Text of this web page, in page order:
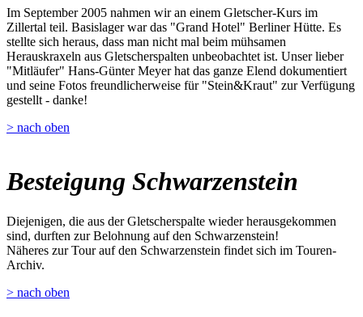
Im September 2005 nahmen wir an einem Gletscher-Kurs im
Zillertal teil. Basislager war das "Grand Hotel" Berliner Hütte. Es
stellte sich heraus, dass man nicht mal beim mühsamen
Herauskraxeln aus Gletscherspalten unbeobachtet ist. Unser lieber
"Mitläufer" Hans-Günter Meyer hat das ganze Elend dokumentiert
und seine Fotos freundlicherweise für "Stein&Kraut" zur Verfügung
gestellt - danke!
> nach oben
Besteigung Schwarzenstein
Diejenigen, die aus der Gletscherspalte wieder herausgekommen
sind, durften zur Belohnung auf den Schwarzenstein!
Näheres zur Tour auf den Schwarzenstein findet sich im Touren-
Archiv.
> nach oben